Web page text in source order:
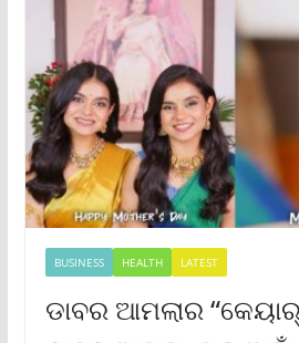
BUSINESS HEALTH LATEST
ଡାବର ଆମଲାର “କେୟାର୍